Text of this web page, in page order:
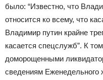
было: “Известно, что
относится ко всему, что
Владимир путин крайне
касается спецслужб”. К
доморощенными
сведениям Еженедельного